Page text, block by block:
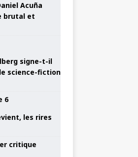
Acuña
brutal et
signe-t-il
science-fiction
les rires